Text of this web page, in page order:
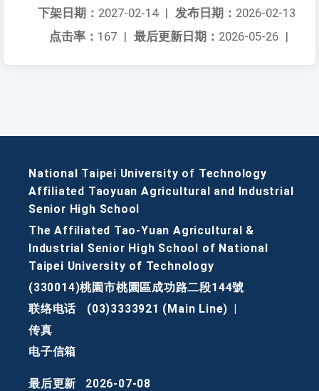
发布日期： 2026-02-13
下架日期： 2027-02-14 |
最后更新日期： 2026-05-26 |
点击率： 167 |
National Taipei University of Technology
Affiliated Taoyuan Agricultural and Industrial
Senior High School
The Affiliated Tao-Yuan Agricultural &
Industrial Senior High School of National
Taipei University of Technology
(330014)桃園市桃園區成功路二段144號
联络电话
(03)3333921 (Main Line)
传真
电子信箱
最后更新 2026-07-08